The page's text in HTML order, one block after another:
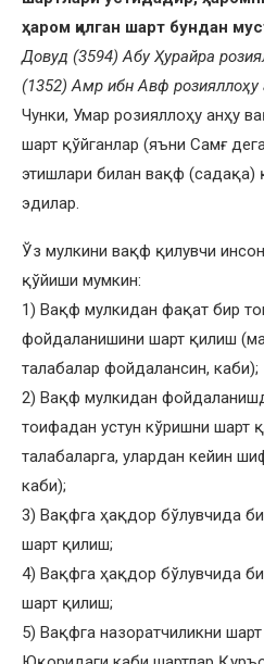
ҳаром қилган шарт бундан
Довуд (3594) Абу Ҳурайра
(1352) Амр ибн Авф розияллоҳу
Чунки, Умар розияллоҳу анҳу
шарт қўйганлар (яъни Самғ
этишлари билан вақф (садақа)
эдилар.
Ўз мулкини вақф қилувчи
қўйиши мумкин:
1) Вақф мулкидан фақат бир
фойдаланишини шарт қилиш
талабалар фойдалансин, каби);
2) Вақф мулкидан
тоифадан устун кўришни шарт
талабаларга, улардан кейин
каби);
3) Вақфга ҳақдор бўлувчида
шарт қилиш;
4) Вақфга ҳақдор бўлувчида
шарт қилиш;
5) Вақфга назоратчиликни